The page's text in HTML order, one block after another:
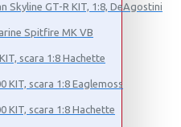
Skyline GT-R KIT, 1:8, DeAgostini
Spitfire MK VB
scara 1:8 Hachette
KIT, scara 1:8 Eaglemoss
KIT, scara 1:8 Hachette